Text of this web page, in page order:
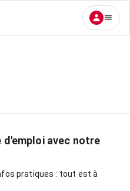
avec notre
pratiques : tout est à